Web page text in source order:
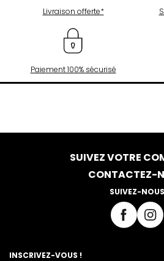
Livraison offerte*
Paiement 100% sécurisé
SUIVEZ VOTRE
CONTACTEZ-
SUIVEZ-NOUS
INSCRIVEZ-VOUS !